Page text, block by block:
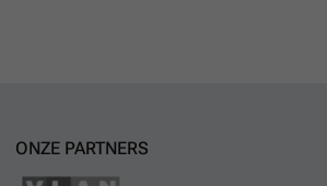
ONZE PARTNERS